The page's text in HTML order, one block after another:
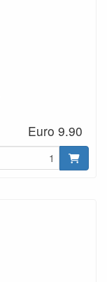
Euro 9.90